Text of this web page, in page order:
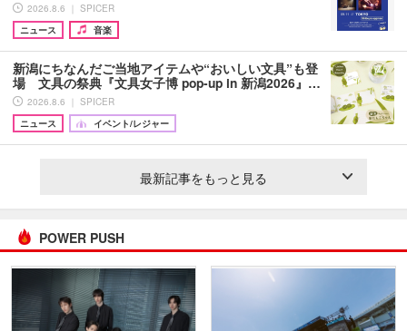
2026.8.6 ｜ SPICER
ニュース
音楽
新潟にちなんだご当地アイテムや“おいしい文具”も登
場 文具の祭典『文具女子博 pop-up in 新潟2026』…
2026.8.6 ｜ SPICER
ニュース
イベント/レジャー
最新記事をもっと見る
POWER PUSH